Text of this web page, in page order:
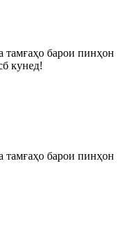
барои
кунед!
барои